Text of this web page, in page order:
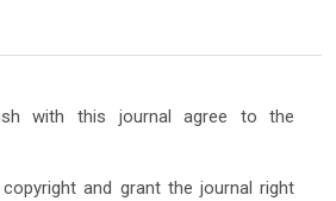
with this journal agree to the
and grant the journal right